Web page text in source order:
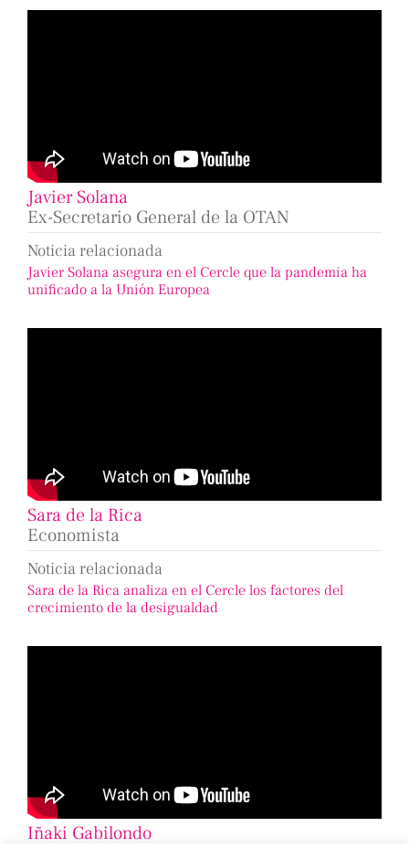
Javier Solana
Ex-Secretario General de la OTAN
Noticia relacionada
Javier Solana asegura en el Cercle que la pandemia ha
unificado a la Unión Europea
Sara de la Rica
Economista
Noticia relacionada
Sara de la Rica analiza en el Cercle los factores del
crecimiento de la desigualdad
Iñaki Gabilondo